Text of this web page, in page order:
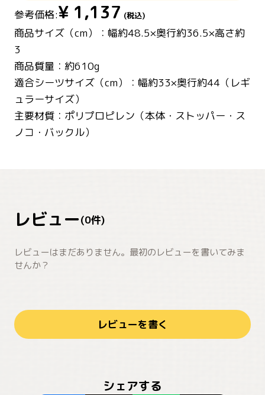
参考価格:¥ 1,137 (税込)
商品サイズ（cm）：幅約48.5×奥行約36.5×高さ約
3
商品質量：約610g
適合シーツサイズ（cm）：幅約33×奥行約44（レギ
ュラーサイズ）
主要材質：ポリプロピレン（本体・ストッパー・ス
ノコ・バックル）
レビュー(0件)
レビューはまだありません。最初のレビューを書いてみま
せんか？
レビューを書く
シェアする